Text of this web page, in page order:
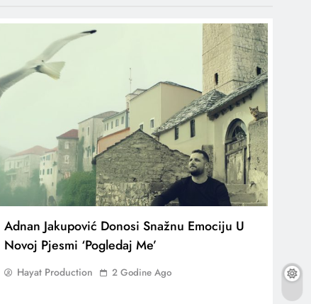
Adnan Jakupović Donosi Snažnu Emociju U
Novoj Pjesmi ‘Pogledaj Me’
Hayat Production 2 Godine Ago